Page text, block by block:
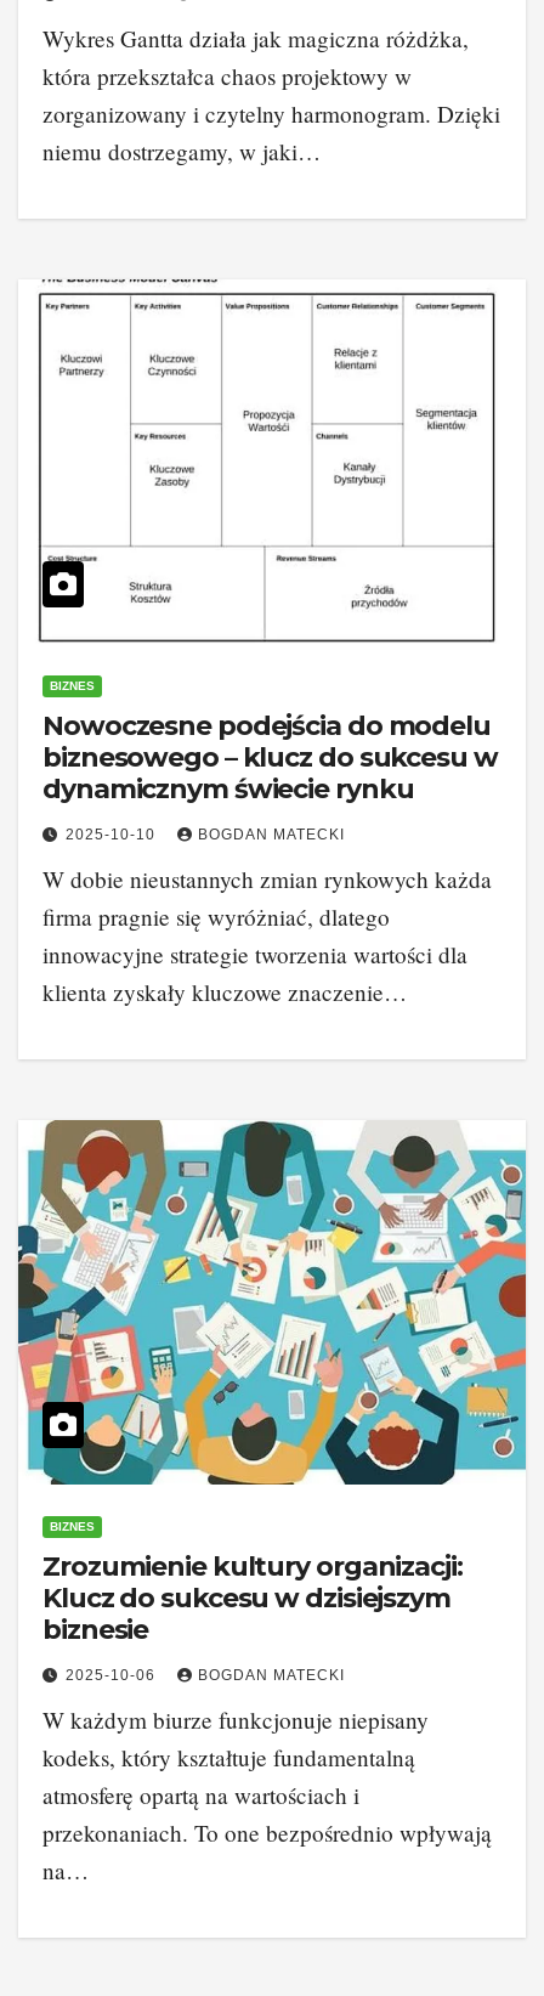
Wykres Gantta działa jak magiczna różdżka,
która przekształca chaos projektowy w
zorganizowany i czytelny harmonogram. Dzięki
niemu dostrzegamy, w jaki…
BIZNES
Nowoczesne podejścia do modelu
biznesowego – klucz do sukcesu w
dynamicznym świecie rynku
2025-10-10 BOGDAN MATECKI
W dobie nieustannych zmian rynkowych każda
firma pragnie się wyróżniać, dlatego
innowacyjne strategie tworzenia wartości dla
klienta zyskały kluczowe znaczenie…
BIZNES
Zrozumienie kultury organizacji:
Klucz do sukcesu w dzisiejszym
biznesie
2025-10-06 BOGDAN MATECKI
W każdym biurze funkcjonuje niepisany
kodeks, który kształtuje fundamentalną
atmosferę opartą na wartościach i
przekonaniach. To one bezpośrednio wpływają
na…